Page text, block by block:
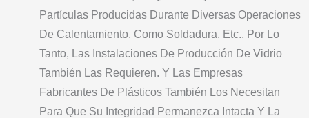
Partículas Producidas Durante Diversas Operaciones
De Calentamiento, Como Soldadura, Etc., Por Lo
Tanto, Las Instalaciones De Producción De Vidrio
También Las Requieren. Y Las Empresas
Fabricantes De Plásticos También Los Necesitan
Para Que Su Integridad Permanezca Intacta Y La